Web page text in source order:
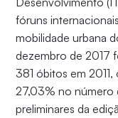
fóruns
mobilidade urbana
dezembro de 2017
381 óbitos em
27,03% no número
preliminares da